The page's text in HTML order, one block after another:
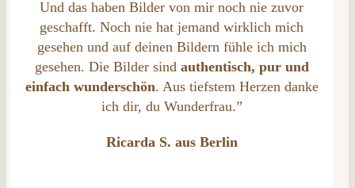
Und das haben Bilder von mir noch nie zuvor
geschafft. Noch nie hat jemand wirklich mich
gesehen und auf deinen Bildern fühle ich mich
gesehen. Die Bilder sind authentisch, pur und
einfach wunderschön. Aus tiefstem Herzen danke
ich dir, du Wunderfrau.”
Ricarda S. aus Berlin